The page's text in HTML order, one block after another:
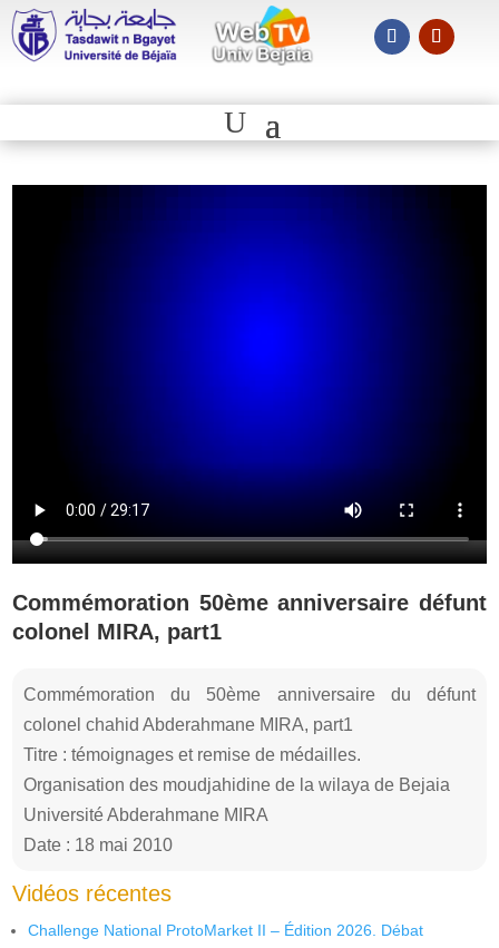
Commémoration 50ème anniversaire défunt
colonel MIRA, part1
Commémoration du 50ème anniversaire du défunt
colonel chahid Abderahmane MIRA, part1
Titre : témoignages et remise de médailles.
Organisation des moudjahidine de la wilaya de Bejaia
Université Abderahmane MIRA
Date : 18 mai 2010
Vidéos récentes
Challenge National ProtoMarket II – Édition 2026. Débat